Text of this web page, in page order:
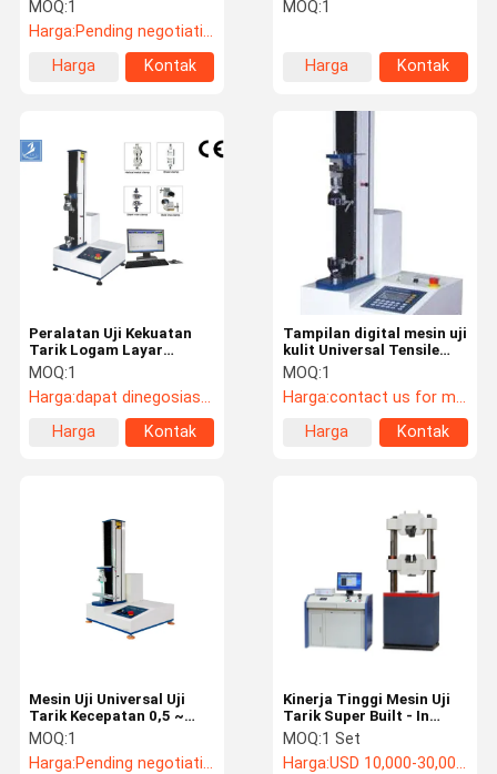
Tur Pabrik
Kontrol
Berita
Suhu Kelembaban Test Chamber
oven industri
Oven Pengeringan Vakum
Uv Dipercepat Pelapukan Tester
Mesin uji tarik
Universal mesin pengujian
plastik pengujian peralatan
Ruang uji garam semprot
Paket pengujian peralatan
Beban 300N
MOQ:1
Harga
Kontak
MOQ:1
Harga:Pending negotiation
Harga
Kontak
Tampilan digital mesin uji
kulit Universal Tensile
Tester
MOQ:1
Harga:contact us for more details
Harga
Kontak
Peralatan Uji Kekuatan
Tarik Logam Layar
Digital Yang Diimpor
Sensor Akurasi Tinggi
MOQ:1
Harga:dapat dinegosiasikan
Harga
Kontak
Kinerja Tinggi Mesin Uji
Tarik Super Built - In
Hydraulic Clamp
MOQ:1 Set
Harga:USD 10,000-30,000/set
Mesin Uji Universal Uji
Tarik Kecepatan 0,5 ~
1000mm / Min
MOQ:1
Harga:Pending negotiation